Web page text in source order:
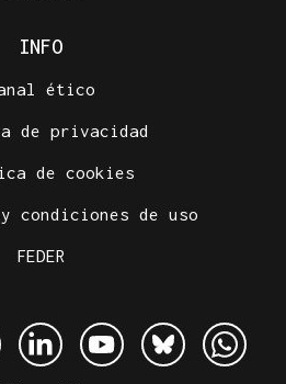
INFO
ético
de privacidad
de cookies
condiciones de uso
FEDER